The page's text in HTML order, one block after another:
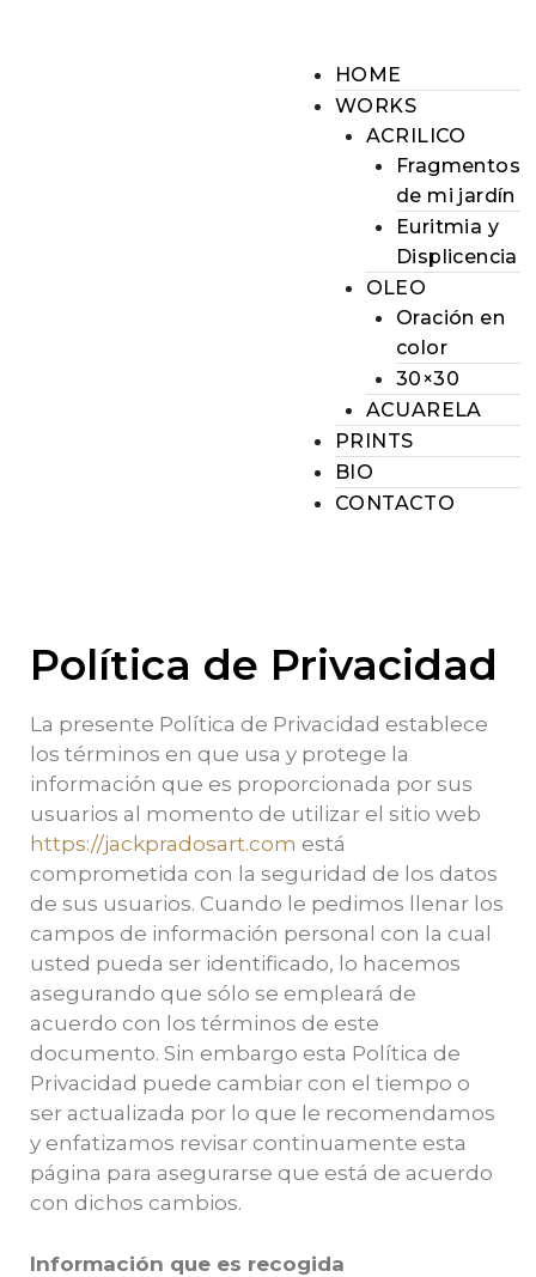
HOME
WORKS
ACRILICO
Fragmentos
de mi jardín
Euritmia y
Displicencia
OLEO
Oración en
color
30×30
ACUARELA
PRINTS
BIO
CONTACTO
Política de Privacidad
La presente Política de Privacidad establece
los términos en que usa y protege la
información que es proporcionada por sus
usuarios al momento de utilizar el sitio web
https://jackpradosart.com está
comprometida con la seguridad de los datos
de sus usuarios. Cuando le pedimos llenar los
campos de información personal con la cual
usted pueda ser identificado, lo hacemos
asegurando que sólo se empleará de
acuerdo con los términos de este
documento. Sin embargo esta Política de
Privacidad puede cambiar con el tiempo o
ser actualizada por lo que le recomendamos
y enfatizamos revisar continuamente esta
página para asegurarse que está de acuerdo
con dichos cambios.
Información que es recogida